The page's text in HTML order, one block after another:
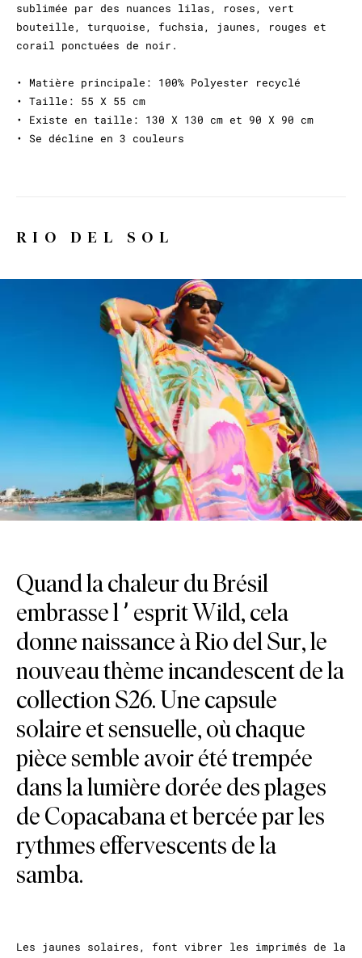
sublimée par des nuances lilas, roses, vert
bouteille, turquoise, fuchsia, jaunes, rouges et
corail ponctuées de noir.
• Matière principale: 100% Polyester recyclé
• Taille: 55 X 55 cm
• Existe en taille: 130 X 130 cm et 90 X 90 cm
• Se décline en 3 couleurs
RIO DEL SOL
Quand la chaleur du Brésil
embrasse l’esprit Wild, cela
donne naissance à Rio del Sur, le
nouveau thème incandescent de la
collection S26. Une capsule
solaire et sensuelle, où chaque
pièce semble avoir été trempée
dans la lumière dorée des plages
de Copacabana et bercée par les
rythmes effervescents de la
samba.
Les jaunes solaires, font vibrer les imprimés de la